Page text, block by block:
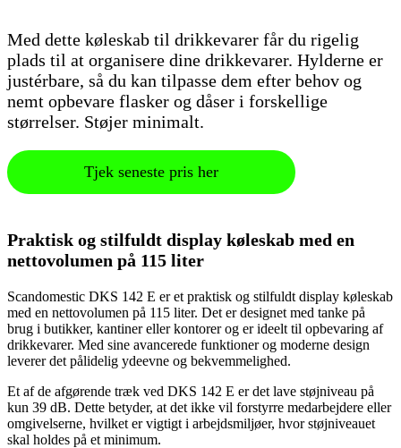
Med dette køleskab til drikkevarer får du rigelig
plads til at organisere dine drikkevarer. Hylderne er
justérbare, så du kan tilpasse dem efter behov og
nemt opbevare flasker og dåser i forskellige
størrelser. Støjer minimalt.
Tjek seneste pris her
Praktisk og stilfuldt display køleskab med en
nettovolumen på 115 liter
Scandomestic DKS 142 E er et praktisk og stilfuldt display køleskab
med en nettovolumen på 115 liter. Det er designet med tanke på
brug i butikker, kantiner eller kontorer og er ideelt til opbevaring af
drikkevarer. Med sine avancerede funktioner og moderne design
leverer det pålidelig ydeevne og bekvemmelighed.
Et af de afgørende træk ved DKS 142 E er det lave støjniveau på
kun 39 dB. Dette betyder, at det ikke vil forstyrre medarbejdere eller
omgivelserne, hvilket er vigtigt i arbejdsmiljøer, hvor støjniveauet
skal holdes på et minimum.